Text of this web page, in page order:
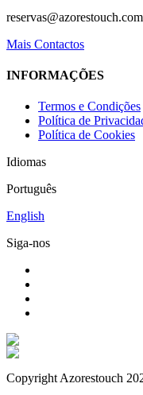
reservas@azorestouch.com
Mais Contactos
INFORMAÇÕES
Termos e Condições
Política de
Política de Cookies
Idiomas
Português
English
Siga-nos
Copyright Azorestouch